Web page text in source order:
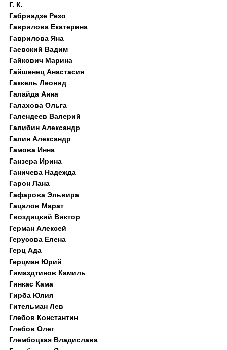
Г. К.
Габриадзе Резо
Гаврилова Екатерина
Гаврилова Яна
Гаевский Вадим
Гайкович Марина
Гайшенец Анастасия
Гаккель Леонид
Галайда Анна
Галахова Ольга
Галендеев Валерий
Галибин Александр
Галин Александр
Гамова Инна
Ганзера Ирина
Ганичева Надежда
Гарон Лана
Гафарова Эльвира
Гацалов Марат
Гвоздицкий Виктор
Герман Алексей
Герусова Елена
Герц Ада
Герцман Юрий
Гимаздтинов Камиль
Гинкас Кама
Гирба Юлия
Гительман Лев
Глебов Константин
Глебов Олег
Глембоцкая Владислава